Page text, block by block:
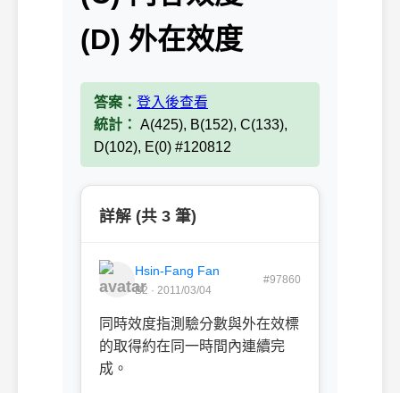
(D) 外在效度
答案： 登入後查看
統計： A(425), B(152), C(133),
D(102), E(0) #120812
詳解 (共 3 筆)
Hsin-Fang Fan
B2 · 2011/03/04
#97860
同時效度指測驗分數與外在效標
的取得約在同一時間內連續完
成。